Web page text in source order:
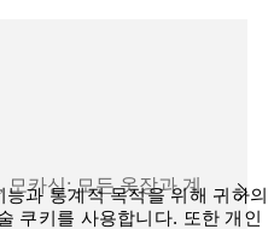
모카신: 모든 옷장과 계
과 통계적 목적을 위해 귀하의
쿠키를 사용합니다. 또한 개인